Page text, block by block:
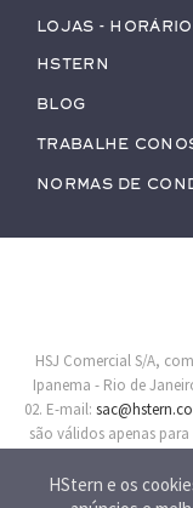
HStern e os
Lojas -
HStern
Blog
Trabalhe
Normas de
HSJ Comercial S/A,
Ipanema - Rio de
02. E-mail:
são válidos apenas